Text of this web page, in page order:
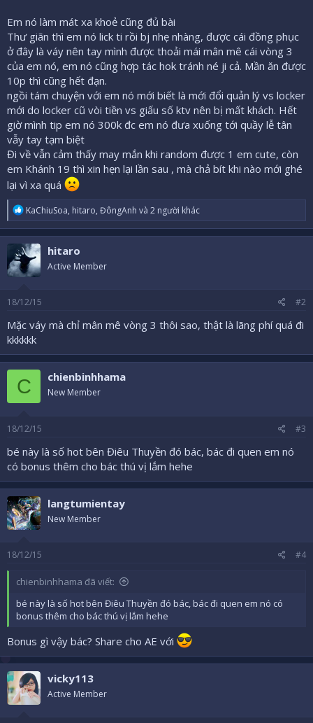
Em nó làm mát xa khoẻ cũng đủ bài
Thư giãn thì em nó lick ti rồi bj nhẹ nhàng, được cái đồng phục
ở đây là váy nên tay mình được thoải mái mân mê cái vòng 3
của em nó, em nó cũng hợp tác hok tránh né ji cả. Mần ăn được
10p thì cũng hết đạn.
ngồi tám chuyện với em nó mới biết là mới đổi quản lý vs locker
mới do locker cũ vòi tiền vs giấu số ktv nên bị mất khách. Hết
giờ mình tip em nó 300k đc em nó đưa xuống tới quầy lễ tân
vẫy tay tạm biệt
Đi về vẫn cảm thấy may mắn khi random được 1 em cute, còn
em Khánh 19 thì xin hẹn lại lần sau , mà chả bít khi nào mới ghé
lại vì xa quá
R
e
a
c
t
i
o
s
KaChiuSoa, hitaro, ĐôngAnh và 2 người khác
hitaro
Active Member
18/12/15 #2
Mặc váy mà chỉ mân mê vòng 3 thôi sao, thật là lãng phí quá đi
kkkkkk
C chienbinhhama
New Member
18/12/15 #3
bé này là số hot bên Điêu Thuyền đó bác, bác đi quen em nó
có bonus thêm cho bác thú vị lắm hehe
langtumientay
New Member
18/12/15 #4
chienbinhhama đã viết:
bé này là số hot bên Điêu Thuyền đó bác, bác đi quen em nó có
bonus thêm cho bác thú vị lắm hehe
Bonus gì vậy bác? Share cho AE với
vicky113
Active Member